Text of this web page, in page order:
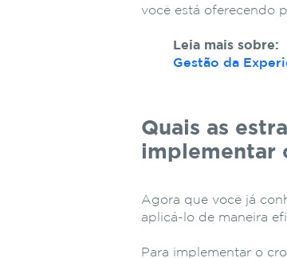
você está oferecendo
Leia mais sobre:
Gestão da
Quais as
implementar
Agora que você já
aplicá-lo de maneira
Para implementar o